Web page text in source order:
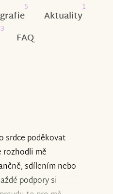
5
Aktuality
1
FAQ
srdce poděkovat
rozhodli mě
sdílením nebo
podpory si